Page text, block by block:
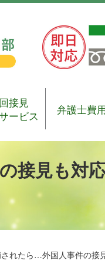
接見
ービス
弁護士費
接見も対
れたら…外国人事件の接